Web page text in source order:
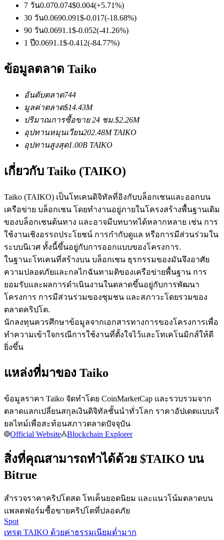
ฟิวเจอร์สที่ใช้ USDC เป็นหลักประกัน
คัดลอกการซื้อขาย
เข้าร่วมกับเทรดเดอร์ชั้นนำ
เป็นเทรดเดอร์คัดลอก
เพลิดเพลินกับการแบ่งปันผลกำไรและค่าคอมมิชชั่นการคัด
การวิเคราะห์ข้อมูลขนาดใหญ่ รวมถึงข้อมูลการค้า ฯลฯ
แนะนำ
คู่มือเริ่มต้นฟิวเจอร์ส
7 วัน0.070.074$0.004(+5.71%)
30 วัน0.0690.091$-0.017(-18.68%)
90 วัน0.0691.1$-0.052(-41.26%)
1 ปี0.0691.1$-0.412(-84.77%)
ข้อมูลตลาด Taiko
อันดับตลาด744
มูลค่าตลาด$14.43M
ปริมาณการซื้อขาย 24 ชม.$2.26M
อุปทานหมุนเวียน202.48M TAIKO
อุปทานสูงสุด1.00B TAIKO
เกี่ยวกับ Taiko (TAIKO)
Taiko (TAIKO) เป็นโทเคนดิจิทัลที่อิงกับบล็อกเชนและออกบน
เครือข่าย บล็อกเชน โดยทำงานอยู่ภายในโครงสร้างพื้นฐานเดิม
ของบล็อกเชนต้นทาง และอาจมีบทบาทได้หลากหลาย เช่น การ
ใช้งานเชิงอรรถประโยชน์ การกำกับดูแล หรือการมีส่วนร่วมใน
ระบบนิเวศ ทั้งนี้ขึ้นอยู่กับการออกแบบของโครงการ.
ในฐานะโทเคนที่สร้างบน บล็อกเชน ธุรกรรมของมันจึงอาศัย
ความปลอดภัยและกลไกฉันทามติของเครือข่ายพื้นฐาน การ
ยอมรับและผลการดำเนินงานในตลาดขึ้นอยู่กับการพัฒนา
โครงการ การมีส่วนร่วมของชุมชน และสภาวะโดยรวมของ
ตลาดคริปโต.
นักลงทุนควรศึกษาข้อมูลจากเอกสารทางการของโครงการเพื่อ
ทำความเข้าใจกรณีการใช้งานที่ตั้งใจไว้และโทเคโนมิกส์ให้ดี
ยิ่งขึ้น
แหล่งที่มาของ Taiko
ข้อมูลราคา Taiko จัดทำโดย CoinMarketCap และรวบรวมจาก
ตลาดแลกเปลี่ยนสกุลเงินดิจิทัลชั้นนำทั่วโลก ราคาอัปเดตแบบเรี
ยลไทม์เพื่อสะท้อนสภาวตลาดปัจจุบัน
Official Website
Blockchain Explorer
สิ่งที่คุณสามารถทำได้ด้วย $TAIKO บน
Bitrue
สำรวจราคาคริปโตสด โทเค็นยอดนิยม และแนวโน้มตลาดบน
แพลตฟอร์มซื้อขายคริปโตที่ปลอดภัย
Spot
เทรด TAIKO ด้วยค่าธรรมเนียมต่ำมาก